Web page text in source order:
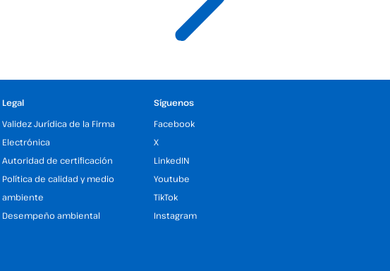
Legal
Validez Jurídica de la Firma
Electrónica
Autoridad de certificación
Política de calidad y medio
ambiente
Desempeño ambiental
Síguenos
Facebook
X
LinkedIN
Youtube
TikTok
Instagram